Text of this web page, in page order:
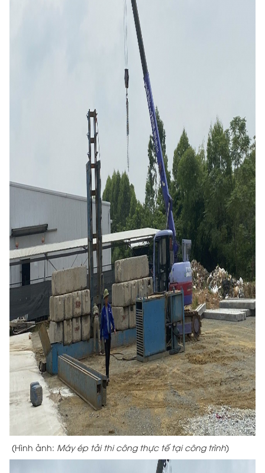
(Hình ảnh: Máy ép tải thi công thực tế tại công trình)